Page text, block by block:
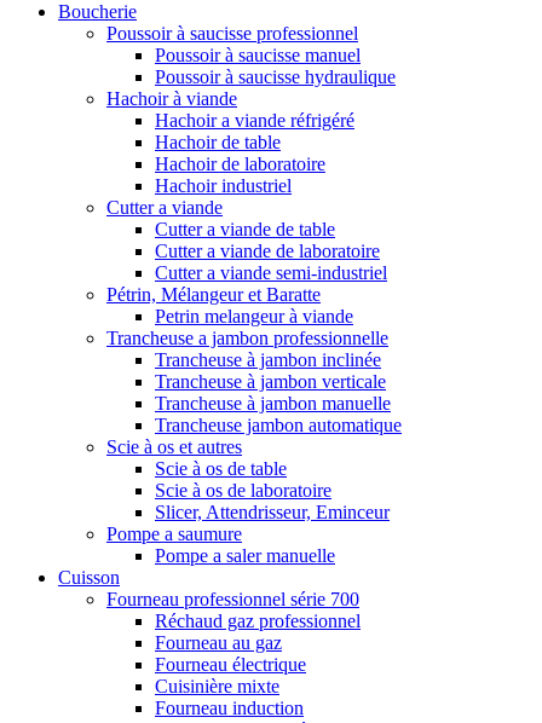
Boucherie
Poussoir à saucisse professionnel
Poussoir à saucisse manuel
Poussoir à saucisse hydraulique
Hachoir à viande
Hachoir a viande réfrigéré
Hachoir de table
Hachoir de laboratoire
Hachoir industriel
Cutter a viande
Cutter a viande de table
Cutter a viande de laboratoire
Cutter a viande semi-industriel
Pétrin, Mélangeur et Baratte
Petrin melangeur à viande
Trancheuse a jambon professionnelle
Trancheuse à jambon inclinée
Trancheuse à jambon verticale
Trancheuse à jambon manuelle
Trancheuse jambon automatique
Scie à os et autres
Scie à os de table
Scie à os de laboratoire
Slicer, Attendrisseur, Eminceur
Pompe a saumure
Pompe a saler manuelle
Cuisson
Fourneau professionnel série 700
Réchaud gaz professionnel
Fourneau au gaz
Fourneau électrique
Cuisinière mixte
Fourneau induction